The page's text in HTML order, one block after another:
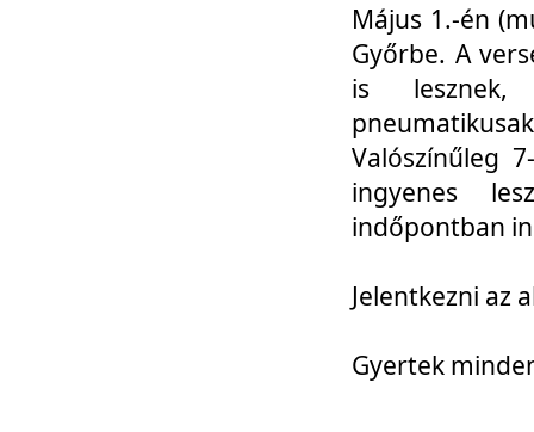
Május 1.-én
Győrbe. A
is lesznek,
Valószínűleg
ingyenes
indőpontban
Jelentkezni az
Gyertek